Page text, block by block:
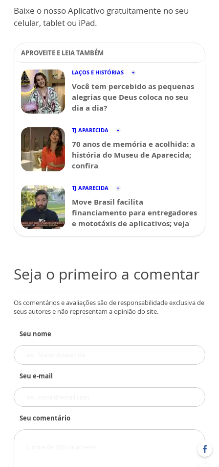
Baixe o nosso Aplicativo gratuitamente no seu
celular, tablet ou iPad.
APROVEITE E LEIA TAMBÉM
LAÇOS E HISTÓRIAS
Você tem percebido as pequenas
alegrias que Deus coloca no seu
dia a dia?
TJ APARECIDA
70 anos de memória e acolhida: a
história do Museu de Aparecida;
confira
TJ APARECIDA
Move Brasil facilita
financiamento para entregadores
e mototáxis de aplicativos; veja
Seja o primeiro a comentar
Os comentários e avaliações são de responsabilidade exclusiva de
seus autores e não representam a opinião do site.
Seu nome
Seu e-mail
Seu comentário